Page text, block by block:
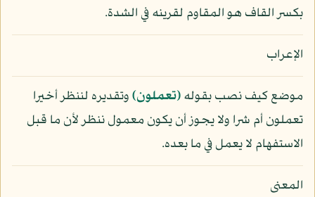
بكسر القاف هو المقاوم لقرينه في الشدة.
الإعراب
موضع كيف نصب بقوله﴿تعملون﴾وتقديره لننظر أخيرا
تعملون أم شرا ولا يجوز أن يكون معمول ننظر لأن ما قبل
الاستفهام لا يعمل في ما بعده.
المعنى